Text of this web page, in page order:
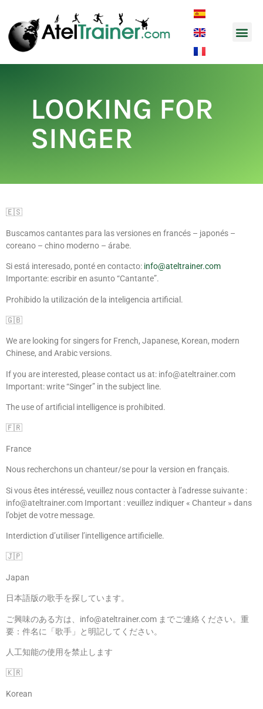
LOOKING FOR
SINGER
🇪🇸
Buscamos cantantes para las versiones en francés – japonés –
coreano – chino moderno – árabe.
Si está interesado, ponté en contacto: info@ateltrainer.com
Importante: escribir en asunto “Cantante”.
Prohibido la utilización de la inteligencia artificial.
🇬🇧
We are looking for singers for French, Japanese, Korean, modern
Chinese, and Arabic versions.
If you are interested, please contact us at: info@ateltrainer.com
Important: write “Singer” in the subject line.
The use of artificial intelligence is prohibited.
🇫🇷
France
Nous recherchons un chanteur/se pour la version en français.
Si vous êtes intéressé, veuillez nous contacter à l’adresse suivante :
info@ateltrainer.com Important : veuillez indiquer « Chanteur » dans
l’objet de votre message.
Interdiction d’utiliser l’intelligence artificielle.
🇯🇵
Japan
日本語版の歌手を探しています。
ご興味のある方は、info@ateltrainer.com までご連絡ください。重
要：件名に「歌手」と明記してください。
人工知能の使用を禁止します
🇰🇷
Korean